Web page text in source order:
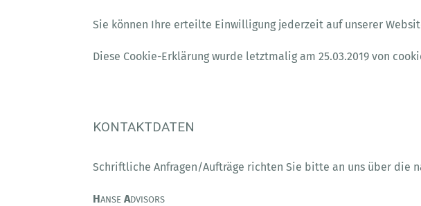
Sie können Ihre erteilte Einwilligung jederzeit auf unserer
Diese Cookie-Erklärung wurde letztmalig am 25.03.2019 von
KONTAKTDATEN
Schriftliche Anfragen/Aufträge richten Sie bitte an uns über die
HANSE ADVISORS